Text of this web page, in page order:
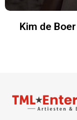
Kim de Boer